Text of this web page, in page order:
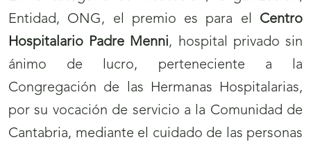
Entidad, ONG, el premio es para el Centro
Hospitalario Padre Menni, hospital privado sin
ánimo de lucro, perteneciente a la
Congregación de las Hermanas Hospitalarias,
por su vocación de servicio a la Comunidad de
Cantabria, mediante el cuidado de las personas